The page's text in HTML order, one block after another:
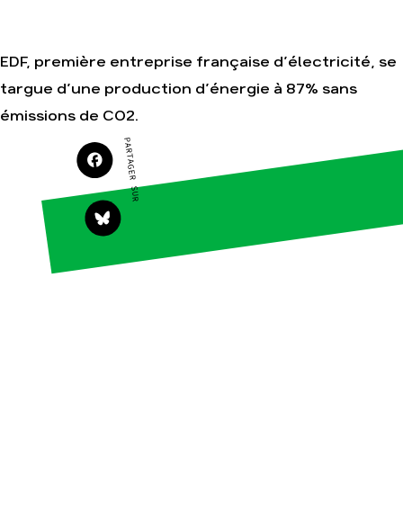
Agir
Faire un don
S'engager sur le
Agir au quotidien
Soutenir les
Transmettre tout
Climat – Énergie
Finance
EDF, première entreprise française d’électricité, se
targue d’une production d’énergie à 87% sans
émissions de CO2.
PARTAGER SUR